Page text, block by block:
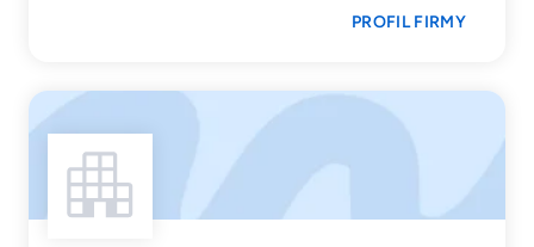
PROFIL FIRMY